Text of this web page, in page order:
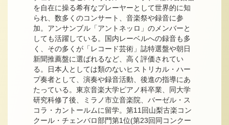
を自在に操る希有なプレーヤーとして世界的に知
られ、数多くのコンサート、音楽祭や録音に参
加。アンサンブル「アントネッロ」のメンバーと
しても活躍している。国内レーベルへの録音も多
く、その多くが「レコード芸術」誌特選盤や朝日
新聞推薦盤に選ばれるなど、高く評価されてい
る。日本人としては類のないヒストリカル・ハー
プ奏者として、演奏や録音活動、後進の指導にあ
たっている。東京音楽大学ピアノ科卒業、同大学
研究科修了後、ミラノ市立音楽院、バーゼル・ス
コラ・カントールムに留学。第11回山梨古楽コン
クール・チェンバロ部門第1位(第23回同コンクー